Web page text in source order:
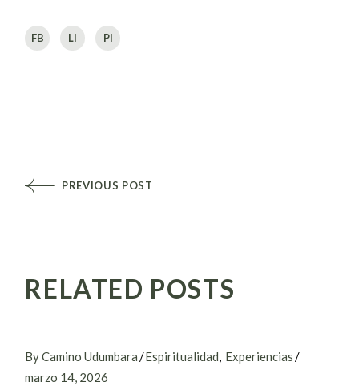
FB LI PI
PREVIOUS POST
RELATED POSTS
By Camino Udumbara Espiritualidad Experiencias
marzo 14, 2026